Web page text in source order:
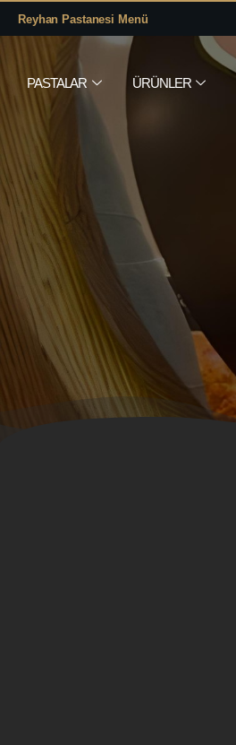
Reyhan Pastanesi Menü
PASTALAR ÜRÜNLER